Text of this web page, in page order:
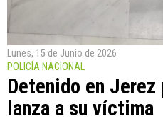
Lunes, 15 de Junio de 2026
POLICÍA NACIONAL
Detenido en Jerez
lanza a su víctima